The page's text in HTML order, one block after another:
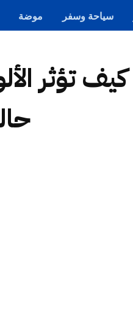
سياحة وسفر موضة
كيف تؤثر